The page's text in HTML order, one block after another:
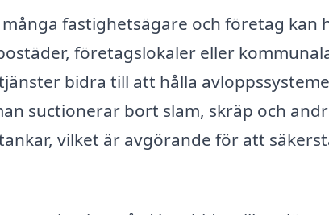
fastighetsägare och företag kan
företagslokaler eller
bidra till att hålla
suctionerar bort slam, skräp och
vilket är avgörande för att